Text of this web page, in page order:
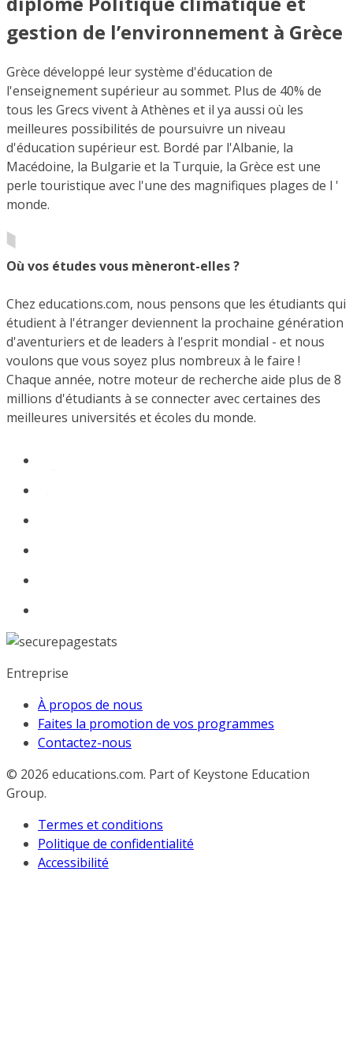
gestion de l’environnement à Grèce
Grèce développé leur système d'éducation de
l'enseignement supérieur au sommet. Plus de 40% de
tous les Grecs vivent à Athènes et il ya aussi où les
meilleures possibilités de poursuivre un niveau
d'éducation supérieur est. Bordé par l'Albanie, la
Macédoine, la Bulgarie et la Turquie, la Grèce est une
perle touristique avec l'une des magnifiques plages de l '
monde.
Où vos études vous mèneront-elles ?
Chez educations.com, nous pensons que les étudiants qui
étudient à l'étranger deviennent la prochaine génération
d'aventuriers et de leaders à l'esprit mondial - et nous
voulons que vous soyez plus nombreux à le faire !
Chaque année, notre moteur de recherche aide plus de 8
millions d'étudiants à se connecter avec certaines des
meilleures universités et écoles du monde.
Entreprise
À propos de nous
Faites la promotion de vos programmes
Contactez-nous
© 2026 educations.com. Part of Keystone Education
Group.
Termes et conditions
Politique de confidentialité
Accessibilité